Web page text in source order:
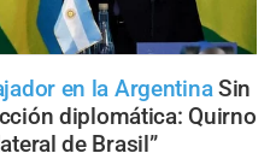
en la Argentina Sin
diplomática: Quirno
de Brasil”